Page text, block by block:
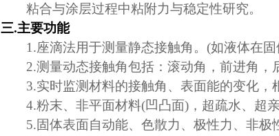
粘合与涂层过程中粘附力与稳定性研究。
三.主要功能
1.座滴法用于测量静态接触角。 (如液体在
2.测量动态接触角包括：滚动角，前进角，
3.实时监测材料的接触角、表面能的变化，
4.粉末、非平面材料(凹凸面) ，超疏水、超
5.固体表面自动能、色散力、极性力、非极